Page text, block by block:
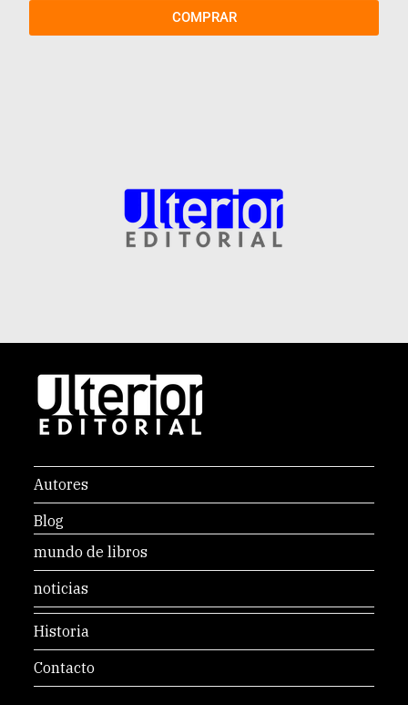
COMPRAR
Autores
Blog
mundo de libros
noticias
Historia
Contacto